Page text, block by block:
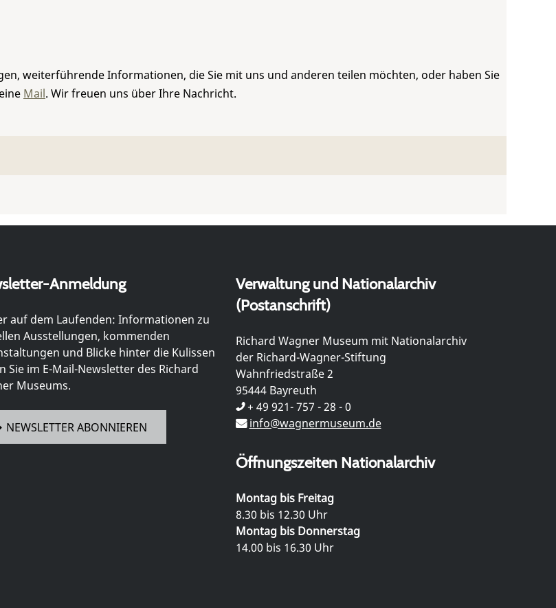
weiterführende Informationen, die Sie mit uns und anderen teilen möchten, oder haben Sie
Mail. Wir freuen uns über Ihre Nachricht.
Anmeldung
auf dem Laufenden: Informationen zu
Ausstellungen, kommenden
und Blicke hinter die Kulissen
Sie im E-Mail-Newsletter des Richard
Museums.
NEWSLETTER ABONNIEREN
Verwaltung und Nationalarchiv
(Postanschrift)
Richard Wagner Museum mit Nationalarchiv
der Richard-Wagner-Stiftung
Wahnfriedstraße 2
95444 Bayreuth
+ 49 921- 757 - 28 - 0
info@wagnermuseum.de
Öffnungszeiten Nationalarchiv
Montag bis Freitag
8.30 bis 12.30 Uhr
Montag bis Donnerstag
14.00 bis 16.30 Uhr